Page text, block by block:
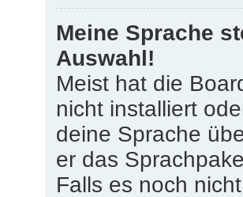
Meine Sprache
Auswahl!
Meist hat die
nicht installiert
deine Sprache
er das
Falls es noch